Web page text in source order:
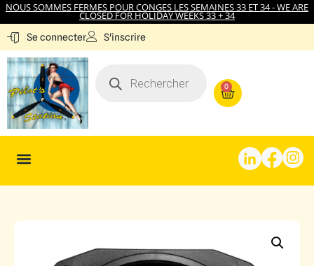
NOUS SOMMES FERMES POUR CONGES LES SEMAINES 33 ET 34 - WE ARE
CLOSED FOR HOLIDAY WEEKS 33 + 34
Se connecter S'inscrire
0